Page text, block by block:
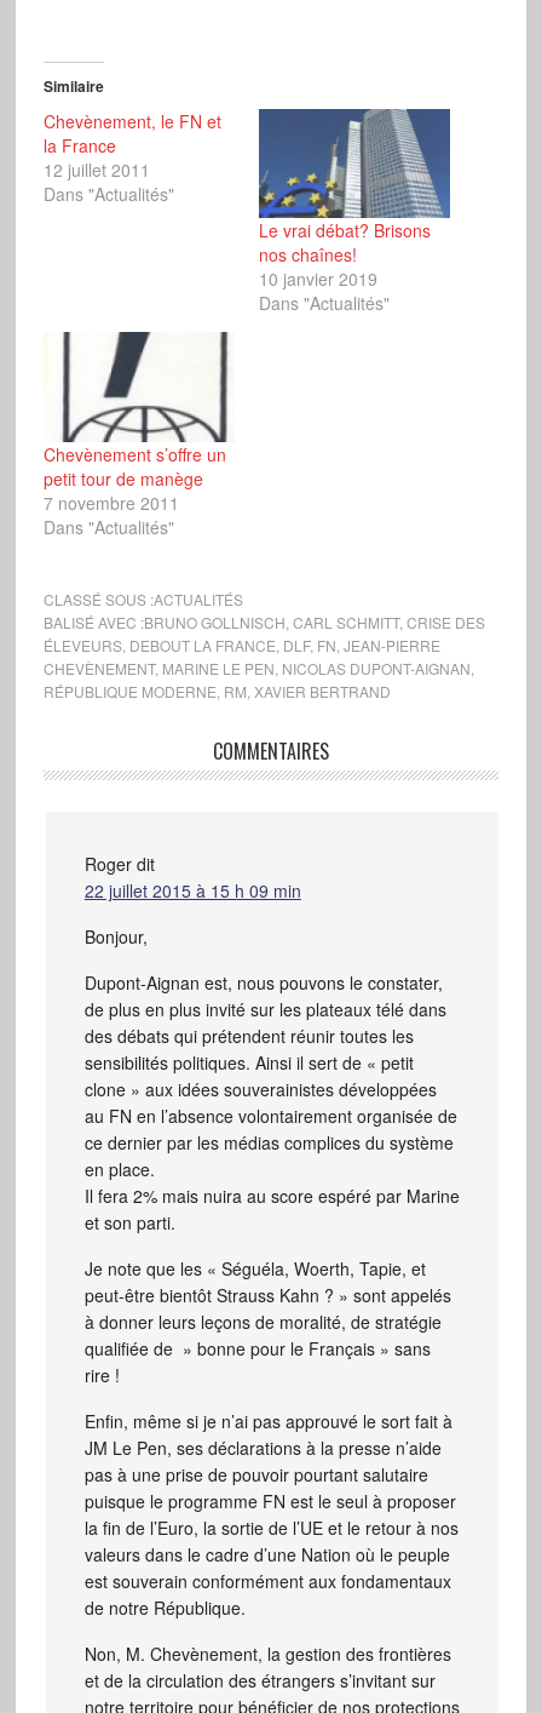
Similaire
Chevènement, le FN et
la France
12 juillet 2011
Dans "Actualités"
Le vrai débat? Brisons
nos chaînes!
10 janvier 2019
Dans "Actualités"
Chevènement s’offre un
petit tour de manège
7 novembre 2011
Dans "Actualités"
CLASSÉ SOUS :ACTUALITÉS
BALISÉ AVEC :BRUNO GOLLNISCH CARL SCHMITT, CRISE DES
ÉLEVEURS, DEBOUT LA FRANCE DLF, FN JEAN-PIERRE
CHEVÈNEMENT, MARINE LE PEN NICOLAS DUPONT-AIGNAN
RÉPUBLIQUE MODERNE RM XAVIER BERTRAND
COMMENTAIRES
Roger dit
22 juillet 2015 à 15 h 09 min
Bonjour,
Dupont-Aignan est, nous pouvons le constater,
de plus en plus invité sur les plateaux télé dans
des débats qui prétendent réunir toutes les
sensibilités politiques. Ainsi il sert de « petit
clone » aux idées souverainistes développées
au FN en l’absence volontairement organisée de
ce dernier par les médias complices du système
en place.
Il fera 2% mais nuira au score espéré par Marine
et son parti.
Je note que les « Séguéla, Woerth, Tapie, et
peut-être bientôt Strauss Kahn ? » sont appelés
à donner leurs leçons de moralité, de stratégie
qualifiée de » bonne pour le Français » sans
rire !
Enfin, même si je n’ai pas approuvé le sort fait à
JM Le Pen, ses déclarations à la presse n’aide
pas à une prise de pouvoir pourtant salutaire
puisque le programme FN est le seul à proposer
la fin de l’Euro, la sortie de l’UE et le retour à nos
valeurs dans le cadre d’une Nation où le peuple
est souverain conformément aux fondamentaux
de notre République.
Non, M. Chevènement, la gestion des frontières
et de la circulation des étrangers s’invitant sur
notre territoire pour bénéficier de nos protections